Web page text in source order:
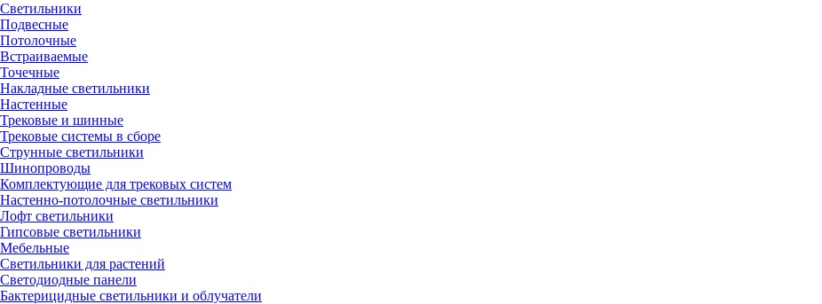
Светильники
Подвесные
Потолочные
Встраиваемые
Точечные
Накладные светильники
Настенные
Трековые и шинные
Трековые системы в сборе
Струнные светильники
Шинопроводы
Комплектующие для трековых систем
Настенно-потолочные светильники
Лофт светильники
Гипсовые светильники
Мебельные
Светильники для растений
Светодиодные панели
Бактерицидные светильники и облучатели